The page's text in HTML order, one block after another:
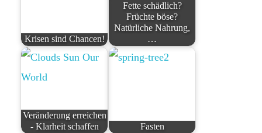
Krisen sind Chancen!
Fette schädlich?
Früchte böse?
Natürliche Nahrung,
…
Veränderung erreichen
- Klarheit schaffen
Fasten